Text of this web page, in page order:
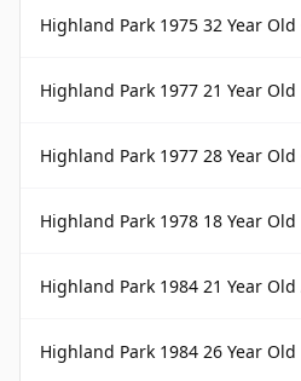
Highland Park 1975 32 Year Old
Highland Park 1977 21 Year
Highland Park 1977 28 Year Old
Highland Park 1978 18 Year
Highland Park 1984 21 Year Old
Highland Park 1984 26 Year Old